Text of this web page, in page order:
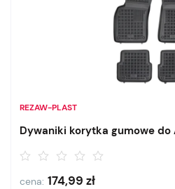
REZAW-PLAST
Dywaniki korytka gumowe
cena: 174,99 zł